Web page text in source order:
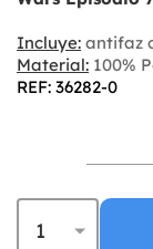
Incluye: antifaz
Material: 100%
REF: 36282-0